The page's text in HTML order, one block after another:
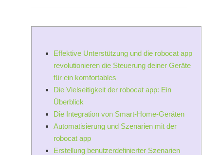
Effektive Unterstützung und die robocat app
revolutionieren die Steuerung deiner Geräte
für ein komfortables
Die Vielseitigkeit der robocat app: Ein
Überblick
Die Integration von Smart-Home-Geräten
Automatisierung und Szenarien mit der
robocat app
Erstellung benutzerdefinierter Szenarien